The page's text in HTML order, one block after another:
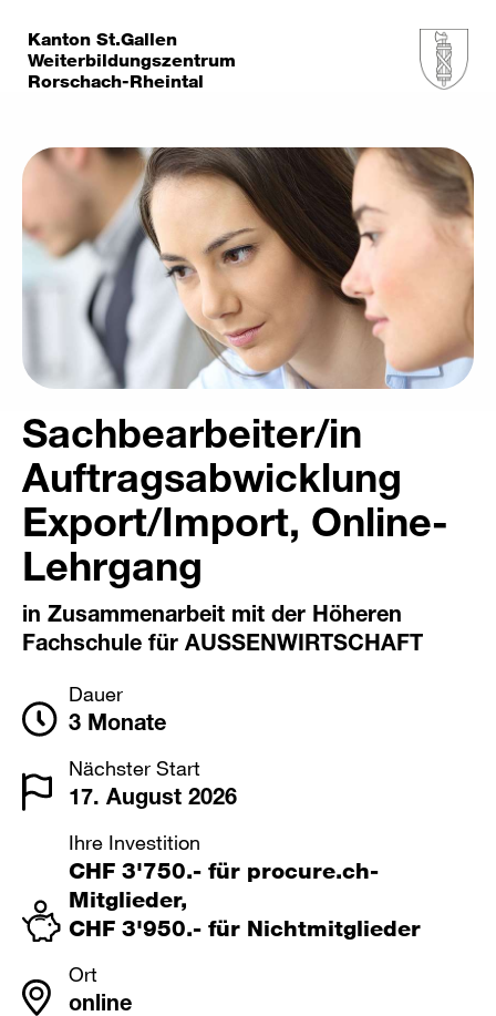
Kanton St.Gallen
Weiterbildungszentrum
Rorschach-Rheintal
Sachbearbeiter/in
Auftragsabwicklung
Export/Import, Online-
Lehrgang
in Zusammenarbeit mit der Höheren
Fachschule für AUSSENWIRTSCHAFT
Dauer
3 Monate
Nächster Start
17. August 2026
Ihre Investition
CHF 3'750.- für procure.ch-
Mitglieder,
CHF 3'950.- für Nichtmitglieder
Ort
online